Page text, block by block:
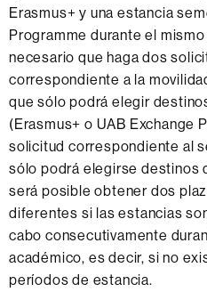
Erasmus+ y una estancia
Programme durante el
necesario que haga dos
correspondiente a la
que sólo podrá elegir
(Erasmus+ o UAB Exchange
solicitud correspondiente al
sólo podrá elegirse destinos
será posible obtener dos
diferentes si las estancias
cabo consecutivamente
académico, es decir, si no
períodos de estancia.